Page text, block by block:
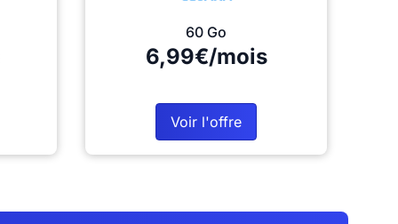
60 Go
6,99€/mois
Voir l'offre